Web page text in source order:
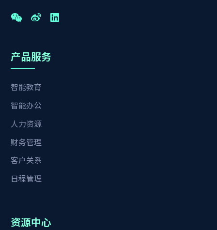
产品服务
智能教育
智能办公
人力资源
财务管理
客户关系
日程管理
资源中心